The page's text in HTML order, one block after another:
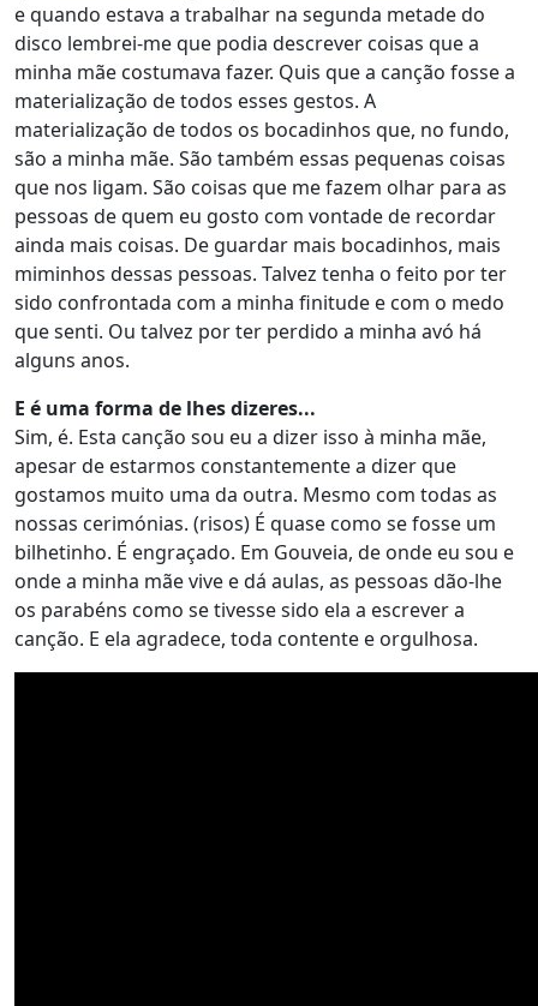
e quando estava a trabalhar na segunda metade do
disco lembrei-me que podia descrever coisas que a
minha mãe costumava fazer. Quis que a canção fosse a
materialização de todos esses gestos. A
materialização de todos os bocadinhos que, no fundo,
são a minha mãe. São também essas pequenas coisas
que nos ligam. São coisas que me fazem olhar para as
pessoas de quem eu gosto com vontade de recordar
ainda mais coisas. De guardar mais bocadinhos, mais
miminhos dessas pessoas. Talvez tenha o feito por ter
sido confrontada com a minha finitude e com o medo
que senti. Ou talvez por ter perdido a minha avó há
alguns anos.
E é uma forma de lhes dizeres...
Sim, é. Esta canção sou eu a dizer isso à minha mãe,
apesar de estarmos constantemente a dizer que
gostamos muito uma da outra. Mesmo com todas as
nossas cerimónias. (risos) É quase como se fosse um
bilhetinho. É engraçado. Em Gouveia, de onde eu sou e
onde a minha mãe vive e dá aulas, as pessoas dão-lhe
os parabéns como se tivesse sido ela a escrever a
canção. E ela agradece, toda contente e orgulhosa.